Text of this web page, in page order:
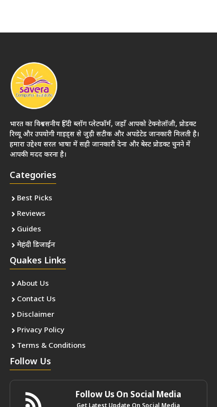
भारत का विश्वसनीय हिंदी ब्लॉग प्लेटफॉर्म, जहाँ आपको टेक्नोलॉजी, प्रोडक्ट
रिव्यू और उपयोगी गाइड्स से जुड़ी सटीक और अपडेटेड जानकारी मिलती है।
हमारा उद्देश्य सरल भाषा में सही जानकारी देना और बेस्ट प्रोडक्ट चुनने में
आपकी मदद करना है।
Categories
Best Picks
Reviews
Guides
मेहंदी डिजाईन
Quakes Links
About Us
Contact Us
Disclaimer
Privacy Policy
Terms & Conditions
Follow Us
Follow Us On Social Media